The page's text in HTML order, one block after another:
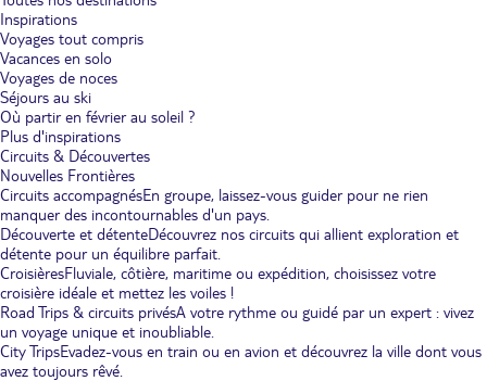
Inspirations
Voyages tout compris
Vacances en solo
Voyages de noces
Séjours au ski
Où partir en février au soleil ?
Plus d'inspirations
Circuits & Découvertes
Nouvelles Frontières
Circuits accompagnésEn groupe, laissez-vous guider pour ne rien
manquer des incontournables d'un pays.
Découverte et détenteDécouvrez nos circuits qui allient exploration et
détente pour un équilibre parfait.
CroisièresFluviale, côtière, maritime ou expédition, choisissez votre
croisière idéale et mettez les voiles !
Road Trips & circuits privésA votre rythme ou guidé par un expert : vivez
un voyage unique et inoubliable.
City TripsEvadez-vous en train ou en avion et découvrez la ville dont vous
avez toujours rêvé.